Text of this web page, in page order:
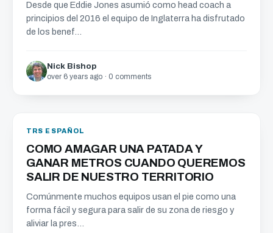
Desde que Eddie Jones asumió como head coach a
principios del 2016 el equipo de Inglaterra ha disfrutado
de los benef...
Nick Bishop
over 6 years ago · 0 comments
TRS ESPAÑOL
COMO AMAGAR UNA PATADA Y
GANAR METROS CUANDO QUEREMOS
SALIR DE NUESTRO TERRITORIO
Comúnmente muchos equipos usan el pie como una
forma fácil y segura para salir de su zona de riesgo y
aliviar la pres...